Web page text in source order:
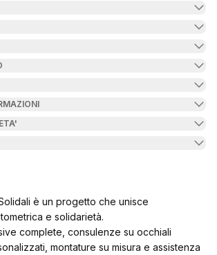
è un progetto che unisce
e solidarietà.
complete, consulenze su occhiali
montature su misura e assistenza